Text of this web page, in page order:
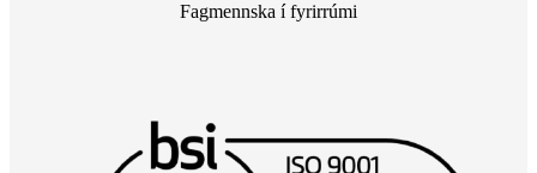
Fagmennska í fyrirrúmi